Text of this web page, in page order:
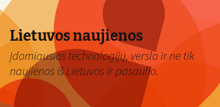
Lietuvos naujienos
Įdomiausios technologijų, verslo ir ne tik
naujienos iš Lietuvos ir pasaulio.